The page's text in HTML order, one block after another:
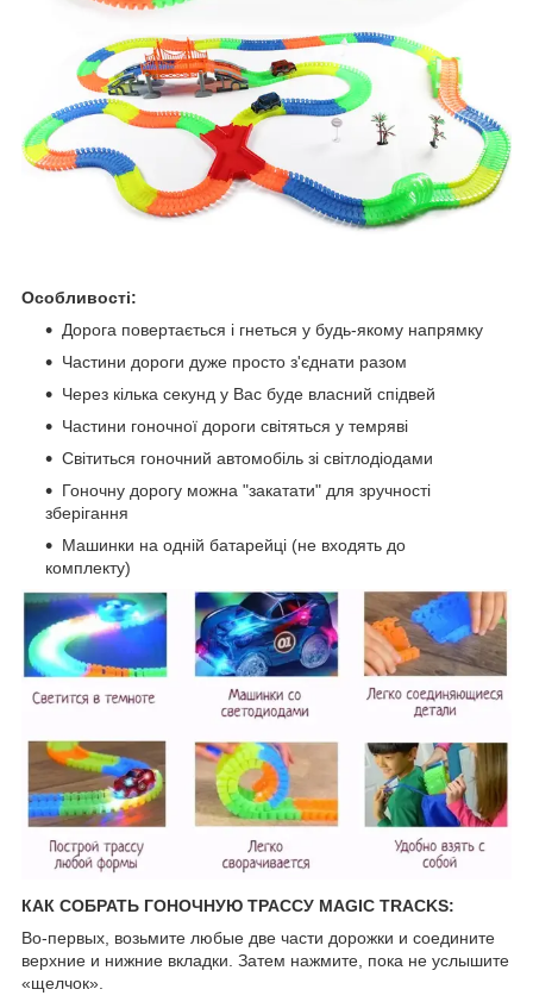
Особливості:
Дорога повертається і гнеться у будь-якому напрямку
Частини дороги дуже просто з'єднати разом
Через кілька секунд у Вас буде власний спідвей
Частини гоночної дороги світяться у темряві
Світиться гоночний автомобіль зі світлодіодами
Гоночну дорогу можна "закатати" для зручності
зберігання
Машинки на одній батарейці (не входять до
комплекту)
КАК СОБРАТЬ ГОНОЧНУЮ ТРАССУ MAGIC TRACKS:
Во-первых, возьмите любые две части дорожки и соедините
верхние и нижние вкладки. Затем нажмите, пока не услышите
«щелчок».